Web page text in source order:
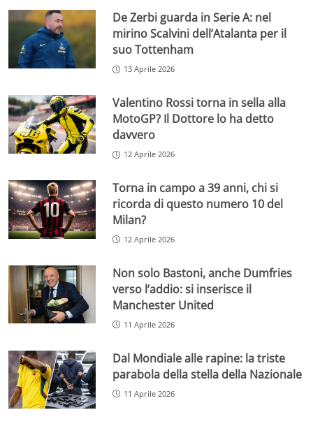
De Zerbi guarda in Serie A: nel
mirino Scalvini dell’Atalanta per il
suo Tottenham
13 Aprile 2026
Valentino Rossi torna in sella alla
MotoGP? Il Dottore lo ha detto
davvero
12 Aprile 2026
Torna in campo a 39 anni, chi si
ricorda di questo numero 10 del
Milan?
12 Aprile 2026
Non solo Bastoni, anche Dumfries
verso l’addio: si inserisce il
Manchester United
11 Aprile 2026
Dal Mondiale alle rapine: la triste
parabola della stella della Nazionale
11 Aprile 2026